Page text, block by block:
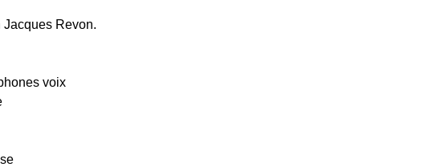
Jacques Revon.
voix